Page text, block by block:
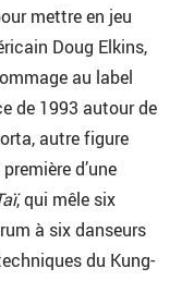
mettre en jeu
Doug Elkins,
au label
de 1993 autour de
autre figure
d’une
, qui mêle six
à six danseurs
du Kung-